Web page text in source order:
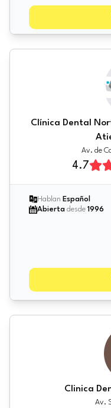
Clínica Dental
Av. de
4.7
Hablan Español
Abierta desde 1996
Clinica
Av.